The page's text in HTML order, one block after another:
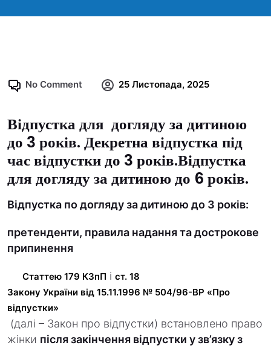
No Comment 25 Листопада, 2025
Відпустка для догляду за дитиною
до 3 років. Декретна відпустка під
час відпустки до 3 років.Відпустка
для догляду за дитиною до 6 років.
Відпустка по догляду за дитиною до 3 років:
претенденти, правила надання та дострокове
припинення
Статтею 179 КЗпП і ст. 18
Закону України від 15.11.1996 № 504/96-ВР «Про
відпустки»
(далі – Закон про відпустки) встановлено право
жінки після закінчення відпустки у зв’язку з